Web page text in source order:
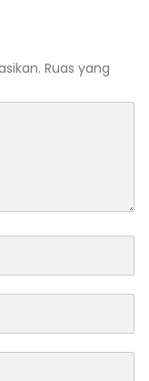
Ruas yang